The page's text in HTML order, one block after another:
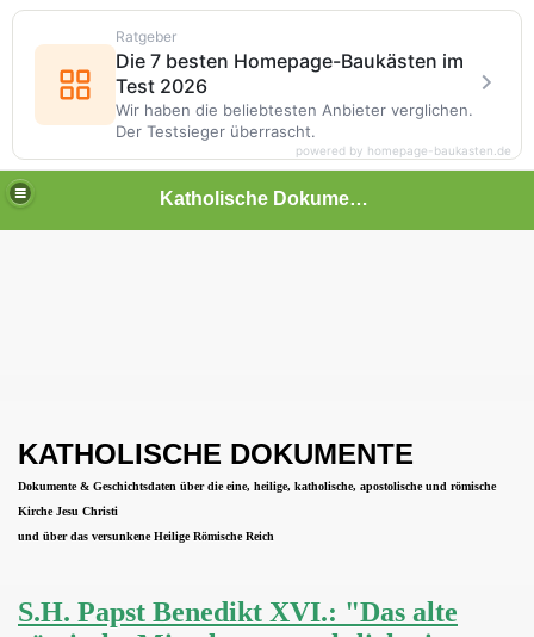
Katholische Dokumente
KATHOLISCHE DOKUMENTE
Dokumente & Geschichtsdaten über die eine, heilige, katholische, apostolische und römische
Kirche Jesu Christi
und über das versunkene Heilige Römische Reich
S.H. Papst Benedikt XVI.: "Das alte
Protestantismus, des ehemaligen protestantischen
REICH 800-1806 A.D. (Das II. Römische
Ratgeber
Die 7 besten Homepage-Baukästen im
Test 2026
Wir haben die beliebtesten Anbieter verglichen.
Der Testsieger überrascht.
powered by homepage-baukasten.de